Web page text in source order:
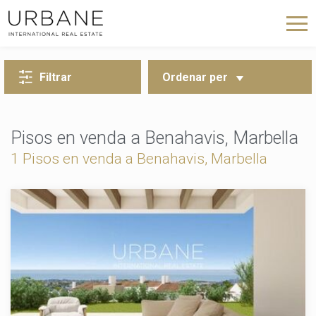
Filtrar Ordenar per
Pisos en venda a Benahavis, Marbella
1 Pisos en venda a Benahavis, Marbella